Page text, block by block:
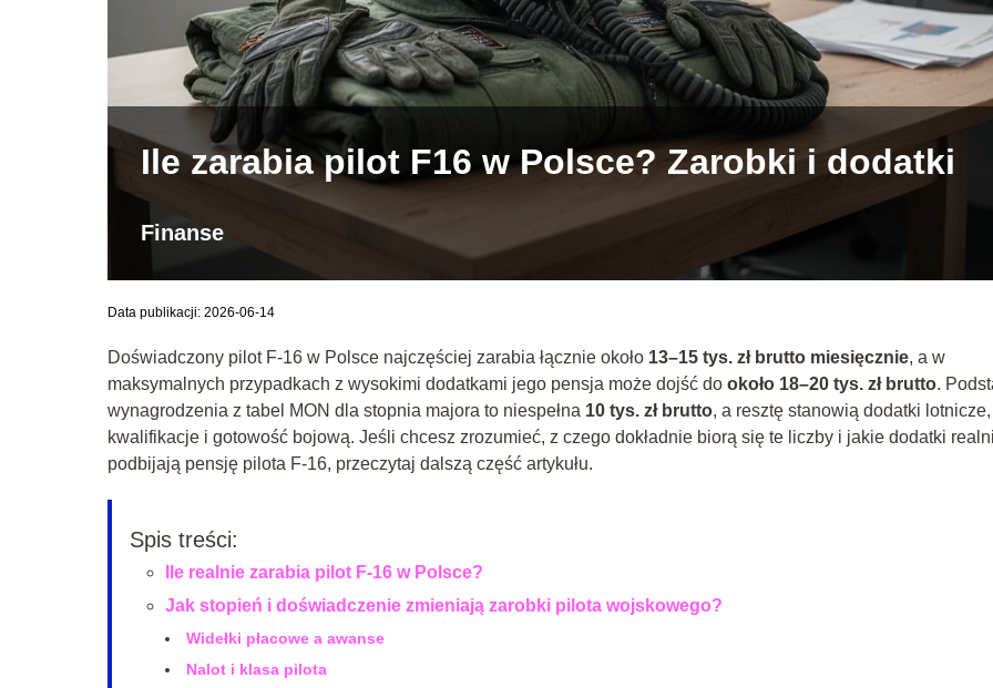
Ile zarabia pilot F16 w Polsce? Zarobki i dodatki
Finanse
Data publikacji: 2026-06-14
Doświadczony pilot F‑16 w Polsce najczęściej zarabia łącznie około 13–15 tys. zł brutto miesięcznie, a w
maksymalnych przypadkach z wysokimi dodatkami jego pensja może dojść do około 18–20 tys. zł brutto.
wynagrodzenia z tabel MON dla stopnia majora to niespełna 10 tys. zł brutto, a resztę stanowią dodatki
kwalifikacje i gotowość bojową. Jeśli chcesz zrozumieć, z czego dokładnie biorą się te liczby i jakie dodatki
podbijają pensję pilota F‑16, przeczytaj dalszą część artykułu.
Spis treści:
Ile realnie zarabia pilot F-16 w Polsce?
Jak stopień i doświadczenie zmieniają zarobki pilota wojskowego?
Widełki płacowe a awanse
Nalot i klasa pilota